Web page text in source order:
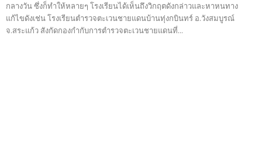
กลางวัน ซึ่งก็ทำให้หลายๆ โรงเรียนได้เห็นถึงวิกฤตดังกล่าวและหาหนทาง
แก้ไขดังเช่น โรงเรียนตำรวจตะเวนชายแดนบ้านทุ่งกบินทร์ อ.วังสมบูรณ์
จ.สระแก้ว สังกัดกองกำกับการตำรวจตะเวนชายแดนที่...